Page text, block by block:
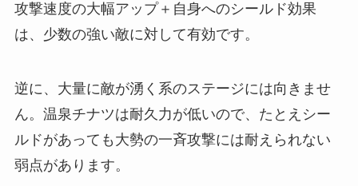
攻撃速度の大幅アップ＋自身へのシールド効果
は、少数の強い敵に対して有効です。
逆に、大量に敵が湧く系のステージには向きませ
ん。温泉チナツは耐久力が低いので、たとえシー
ルドがあっても大勢の一斉攻撃には耐えられない
弱点があります。